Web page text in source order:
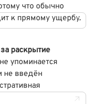
что обычно
к прямому ущербу.
раскрытие
упоминается
не введён